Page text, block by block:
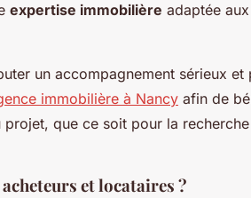
expertise immobilière adaptée
un accompagnement sérieux et
immobilière à Nancy afin de
que ce soit pour la
et locataires ?